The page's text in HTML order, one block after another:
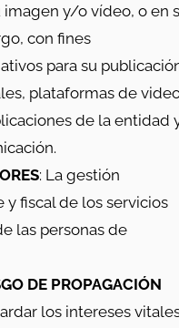
y/o vídeo, o en
con fines
para su
plataformas de
de la entidad
: La gestión
fiscal de los servicios
las personas de
DE PROPAGACIÓN
los intereses